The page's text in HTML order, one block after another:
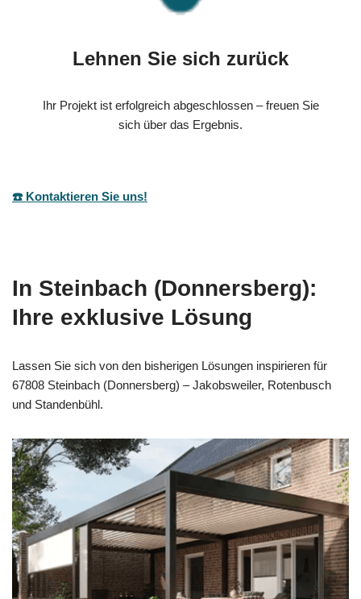
Lehnen Sie sich zurück
Ihr Projekt ist erfolgreich abgeschlossen – freuen Sie
sich über das Ergebnis.
☎️ Kontaktieren Sie uns!
In Steinbach (Donnersberg):
Ihre exklusive Lösung
Lassen Sie sich von den bisherigen Lösungen inspirieren für
67808 Steinbach (Donnersberg) – Jakobsweiler, Rotenbusch
und Standenbühl.